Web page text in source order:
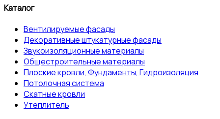
Каталог
Вентилируемые фасады
Декоративные штукатурные фасады
Звукоизоляционные материалы
Общестроительные материалы
Плоские кровли, Фундаменты, Гидроизоляция
Потолочная система
Скатные кровли
Утеплитель